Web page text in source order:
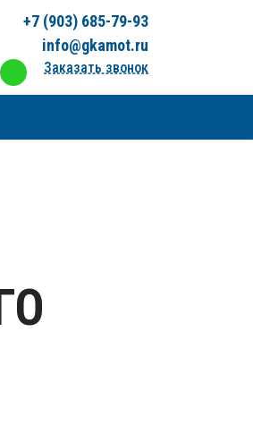
+7 (903) 685-79-93
info@gkamot.ru
Заказать звонок